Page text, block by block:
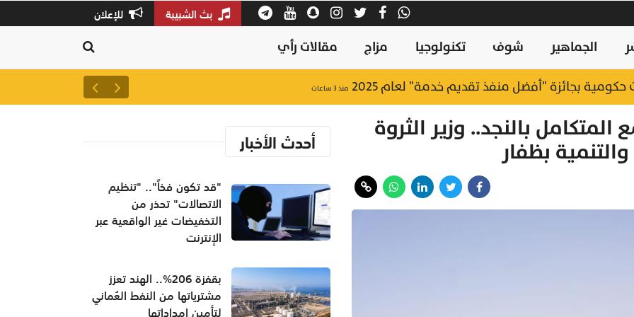
بث الشبيبة للإعلان
الجماهير شوف تكنولوجيا مزاج مقالات رأي
منذ ٣ ساعات لتعزيز سلاسل الإمداد..
بالنجد.. وزير الثروة
والتنمية بظفار أحدث الأخبار
"قد تكون فخاً".. "تنظيم
الاتصالات" تحذر من
التخفيضات غير الواقعية عبر
الإنترنت
بقفزة 206%.. الهند تعزز
مشترياتها من النفط العُماني